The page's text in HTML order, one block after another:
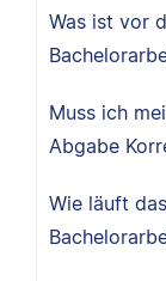
Was ist vor
Muss ich
Abgabe
Wie läuft